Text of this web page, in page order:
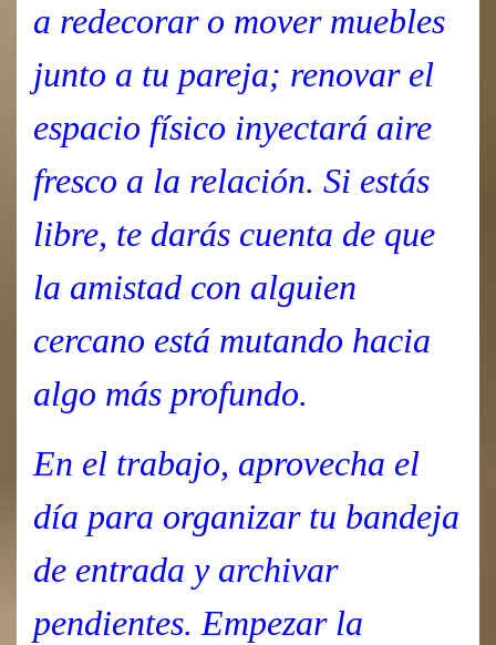
a redecorar o mover muebles
junto a tu pareja; renovar el
espacio físico inyectará aire
fresco a la relación. Si estás
libre, te darás cuenta de que
la amistad con alguien
cercano está mutando hacia
algo más profundo.
En el trabajo, aprovecha el
día para organizar tu bandeja
de entrada y archivar
pendientes. Empezar la